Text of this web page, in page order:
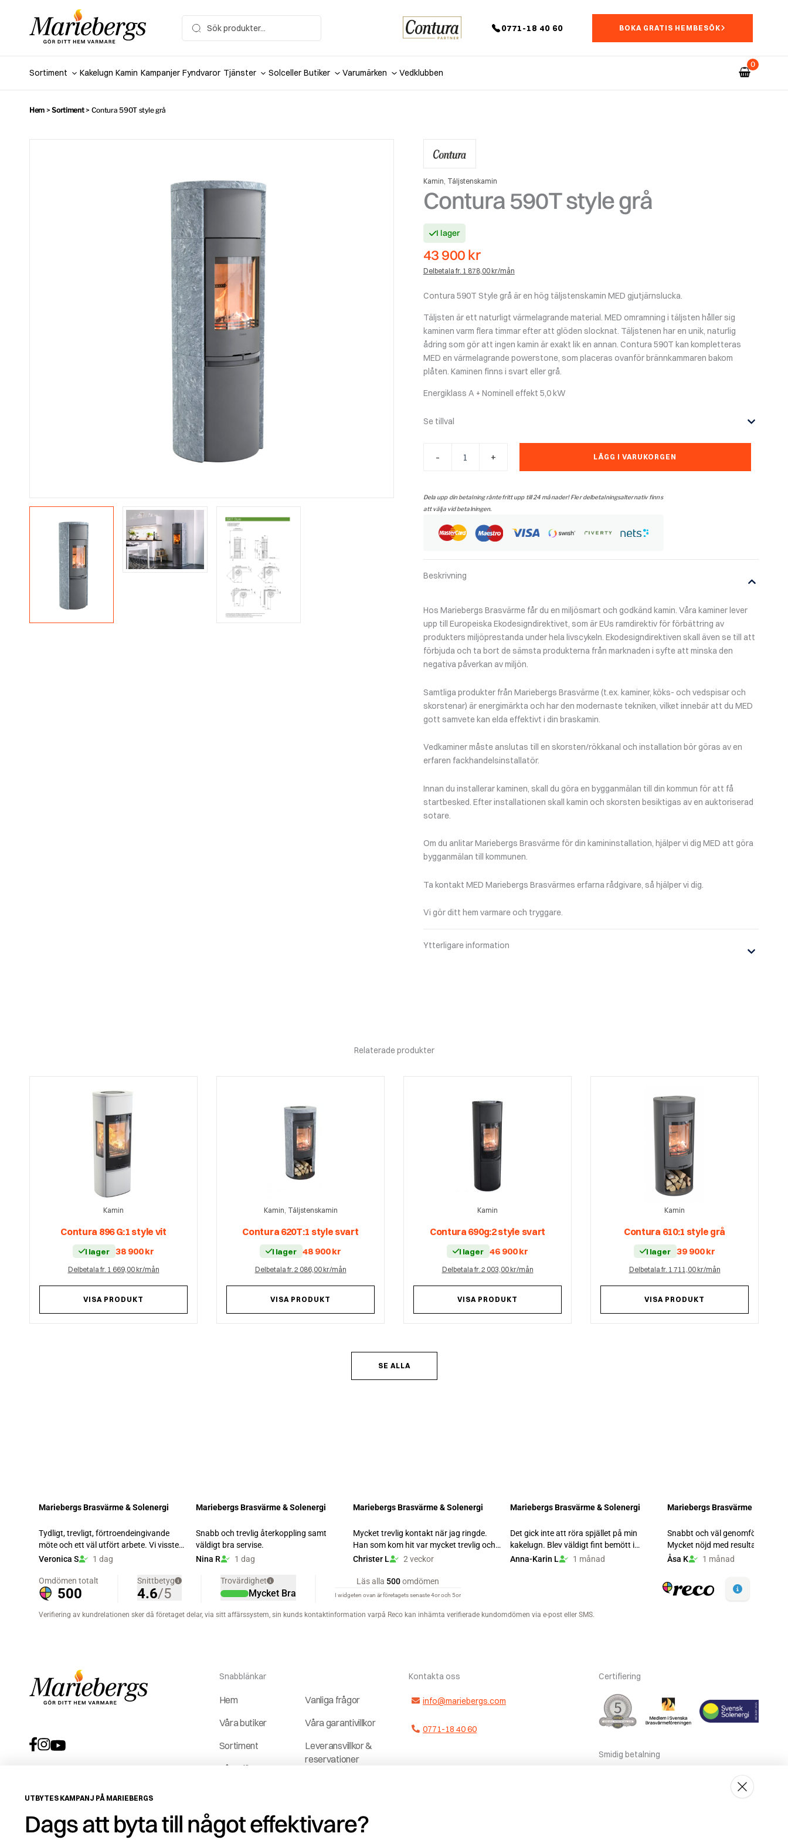
for:
0771-18 40 60 BOKA GRATIS HEMBESÖK
Sortiment Kakelugn Kamin Kampanjer Fyndvaror Tjänster Solceller Butiker Varumärken Vedklubben
Hem >Sortiment> Contura 590T style grå
Kamin, Täljstenskamin
Contura 590T style grå
I lager
43 900 kr
Delbetala fr. 1 878,00 kr/mån
Contura 590T Style grå är en hög täljstenskamin MED gjutjärnslucka.
Täljsten är ett naturligt värmelagrande material. MED omramning i täljsten håller sig
kaminen varm flera timmar efter att glöden slocknat. Täljstenen har en unik, naturlig
ådring som gör att ingen kamin är exakt lik en annan. Contura 590T kan kompletteras
MED en värmelagrande powerstone, som placeras ovanför brännkammaren bakom
plåten. Kaminen finns i svart eller grå.
Energiklass A + Nominell effekt 5,0 kW
Se tillval
-
590T
mängd
+ LÄGG I VARUKORGEN
Dela upp din betalning räntefritt upp till 24 månader! Fler delbetalningsalternativ finns
att välja vid betalningen.
Beskrivning
Hos Mariebergs Brasvärme får du en miljösmart och godkänd kamin. Våra kaminer lever
upp till Europeiska Ekodesigndirektivet, som är EUs ramdirektiv för förbättring av
produkters miljöprestanda under hela livscykeln. Ekodesigndirektiven skall även se till att
förbjuda och ta bort de sämsta produkterna från marknaden i syfte att minska den
negativa påverkan av miljön.
Samtliga produkter från Mariebergs Brasvärme (t.ex. kaminer, köks- och vedspisar och
skorstenar) är energimärkta och har den modernaste tekniken, vilket innebär att du MED
gott samvete kan elda effektivt i din braskamin.
Vedkaminer måste anslutas till en skorsten/rökkanal och installation bör göras av en
erfaren fackhandelsinstallatör.
Innan du installerar kaminen, skall du göra en bygganmälan till din kommun för att få
startbesked. Efter installationen skall kamin och skorsten besiktigas av en auktoriserad
sotare.
Om du anlitar Mariebergs Brasvärme för din kamininstallation, hjälper vi dig MED att göra
bygganmälan till kommunen.
Ta kontakt MED Mariebergs Brasvärmes erfarna rådgivare, så hjälper vi dig.
Vi gör ditt hem varmare och tryggare.
Ytterligare information
Relaterade produkter
Kamin
Contura 896 G:1 style vit
I lager 38 900kr
Delbetala fr. 1 669,00 kr/mån
VISA PRODUKT
Kamin, Täljstenskamin
Contura 620T:1 style svart
I lager 48 900kr
Delbetala fr. 2 086,00 kr/mån
VISA PRODUKT
Kamin
Contura 690g:2 style svart
I lager 46 900kr
Delbetala fr. 2 003,00 kr/mån
VISA PRODUKT
Kamin
Contura 610:1 style grå
I lager 39 900kr
Delbetala fr. 1 711,00 kr/mån
VISA PRODUKT
SE ALLA
Snabblänkar
Hem
Våra butiker
Sortiment
Våra tjänster
Service &
reservdelar
Vanliga frågor
Våra garantivillkor
Leveransvillkor &
reservationer
Jobba hos och
med oss
Kontakta oss
info@mariebergs.com
0771-18 40 60
Certifiering
Smidig betalning
UTBYTES KAMPANJ PÅ MARIEBERGS
Dags att byta till något effektivare?